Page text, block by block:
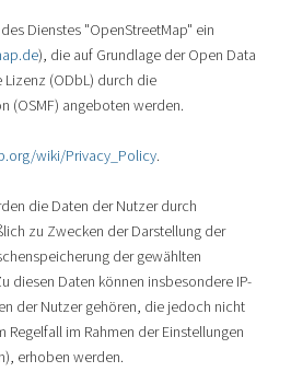
Dienstes "OpenStreetMap" ein
), die auf Grundlage der Open Data
(ODbL) durch die
(OSMF) angeboten werden.
wiki/Privacy_Policy.
die Daten der Nutzer durch
zu Zwecken der Darstellung der
der gewählten
diesen Daten können insbesondere IP-
der Nutzer gehören, die jedoch nicht
Regelfall im Rahmen der Einstellungen
erhoben werden.